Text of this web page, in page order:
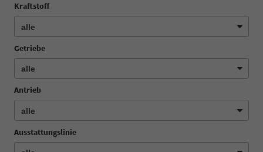
Kraftstoff
Getriebe
Antrieb
Ausstattungslinie